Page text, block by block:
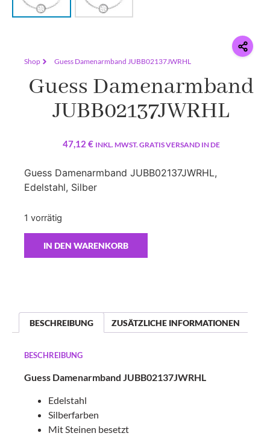
Shop Guess Damenarmband JUBB02137JWRHL
Guess Damenarmband
JUBB02137JWRHL
47,12 € INKL. MWST. GRATIS VERSAND IN DE
Guess Damenarmband JUBB02137JWRHL,
Edelstahl, Silber
1 vorrätig
IN DEN WARENKORB
BESCHREIBUNG ZUSÄTZLICHE INFORMATIONEN
BESCHREIBUNG
Guess Damenarmband JUBB02137JWRHL
Edelstahl
Silberfarben
Mit Steinen besetzt